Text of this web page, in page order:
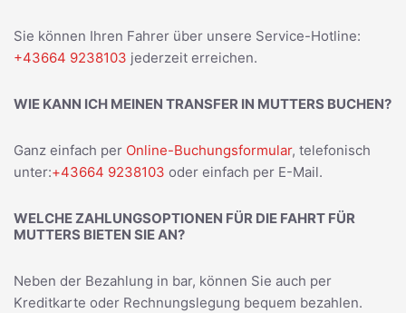
Sie können Ihren Fahrer über unsere Service-Hotline:
+43664 9238103 jederzeit erreichen.
WIE KANN ICH MEINEN TRANSFER IN MUTTERS BUCHEN?
Ganz einfach per Online-Buchungsformular, telefonisch
unter:+43664 9238103 oder einfach per E-Mail.
WELCHE ZAHLUNGSOPTIONEN FÜR DIE FAHRT FÜR
MUTTERS BIETEN SIE AN?
Neben der Bezahlung in bar, können Sie auch per
Kreditkarte oder Rechnungslegung bequem bezahlen.